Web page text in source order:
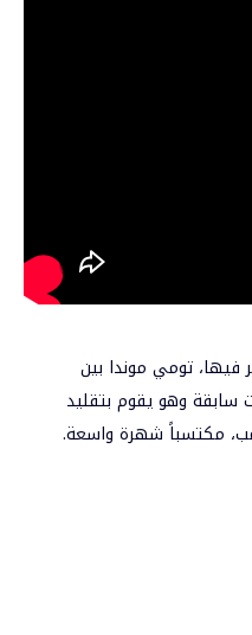
فيها، تومي موندا بين
سابقة وهو يقوم بتقليد
مكتسباً شهرة واسعة.